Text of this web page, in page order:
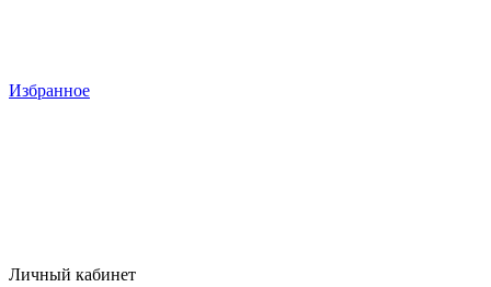
Избранное
Личный кабинет